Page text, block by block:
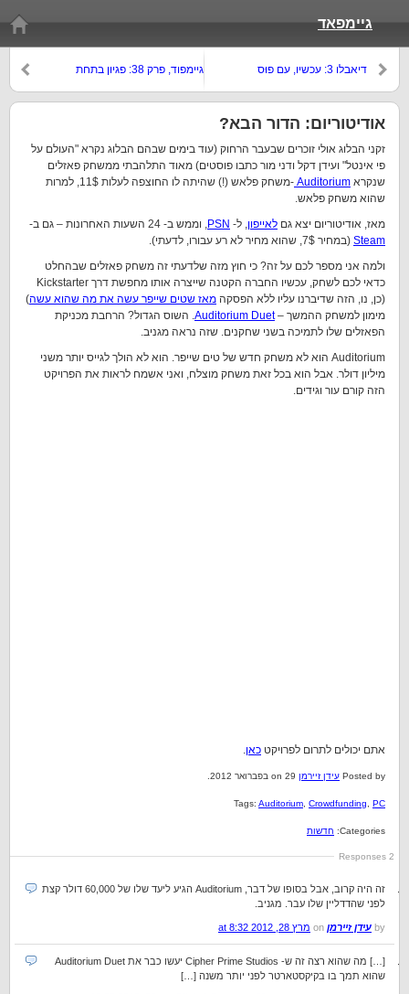
גיימפאד
גיימפוד, פרק 38: פגיון בתחת דיאבלו 3: עכשיו, עם פוּס
אודיטוריום: הדור הבא?
זקני הבלוג אולי זוכרים שבעבר הרחוק (עוד בימים שבהם הבלוג נקרא "העולם על
פי אינטל" ועידן דקל ודני מור כתבו פוסטים) מאוד התלהבתי ממשחק פאזלים
שנקרא Auditorium
-משחק פלאש (!) שהיתה לו החוצפה לעלות 11$, למרות
שהוא משחק פלאש.
מאז, אודיטוריום יצא גם לאייפון, ל- PSN, וממש ב- 24 השעות האחרונות – גם ב-
Steam (במחיר 7$, שהוא מחיר לא רע עבורו, לדעתי).
ולמה אני מספר לכם על זה? כי חוץ מזה שלדעתי זה משחק פאזלים שבהחלט
כדאי לכם לשחק, עכשיו החברה הקטנה שייצרה אותו מחפשת דרך Kickstarter
(כן, נו, הזה שדיברנו עליו ללא הפסקה מאז שטים שייפר עשה את מה שהוא עשה)
מימון למשחק ההמשך –Auditorium Duet. השוס הגדול? הרחבת מכניקת
הפאזלים שלו לתמיכה בשני שחקנים. שזה נראה מגניב.
Auditorium הוא לא משחק חדש של טים שייפר. הוא לא הולך לגייס יותר משני
מיליון דולר. אבל הוא בכל זאת משחק מוצלח, ואני אשמח לראות את הפרויקט
הזה קורם עור וגידים.
אתם יכולים לתרום לפרויקט כאן.
Posted by עידן זיירמן
Tags: Auditorium Crowdfunding PC
Categories: חדשות
2 Responses
זה היה קרוב, אבל בסופו של דבר, Auditorium הגיע ליעד שלו של 60,000 דולר קצת
לפני שהדדליין שלו עבר. מגניב.
by עידן זיירמן מרץ 28, 2012 at 8:32
[…] מה שהוא רצה זה ש- Cipher Prime Studios יעשו כבר את Auditorium Duet
שהוא תמך בו בקיקסטארטר לפני יותר משנה […]